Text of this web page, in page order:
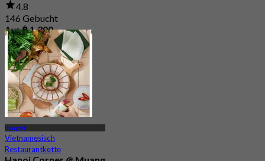
4.8
146 Gebucht
Aus฿ 1,300
Rangsit
Vietnamesisch
Restaurantkette